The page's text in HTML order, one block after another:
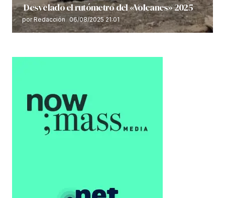
Desvelado el rutómetro del «Volcanes» 2025
por Redacción 06/08/2025 21:01